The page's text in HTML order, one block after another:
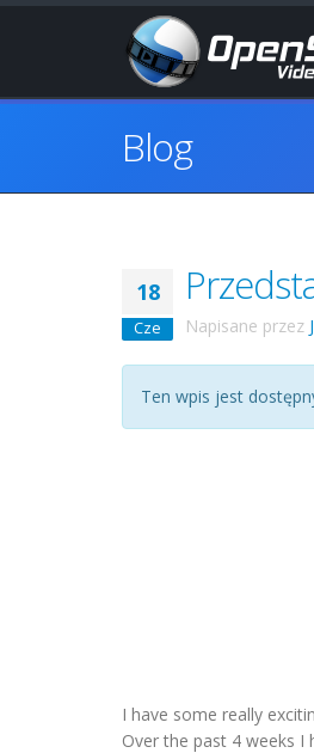
Blog
18
Cze Napisane przez
Ten wpis jest
I have some really
Over the past 4 weeks I